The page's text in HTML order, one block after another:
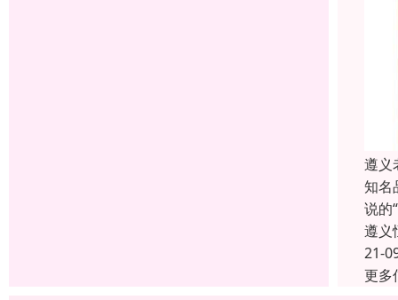
遵义
知名
说的
遵义
21-
更多